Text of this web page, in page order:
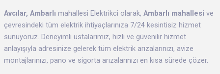
Avcılar, Ambarlı mahallesi Elektrikci olarak, Ambarlı mahallesi ve
çevresindeki tüm elektrik ihtiyaçlarınıza 7/24 kesintisiz hizmet
sunuyoruz. Deneyimli ustalarımız, hızlı ve güvenilir hizmet
anlayışıyla adresinize gelerek tüm elektrik arızalarınızı, avize
montajlarınızı, pano ve sigorta arızalarınızı en kısa sürede çözer.